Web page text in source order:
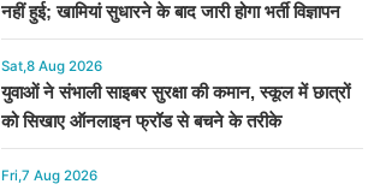
नहीं हुई; खामियां सुधारने के बाद जारी होगा भर्ती विज्ञापन
Sat,8 Aug 2026
युवाओं ने संभाली साइबर सुरक्षा की कमान, स्कूल में छात्रों
को सिखाए ऑनलाइन फ्रॉड से बचने के तरीके
Fri,7 Aug 2026